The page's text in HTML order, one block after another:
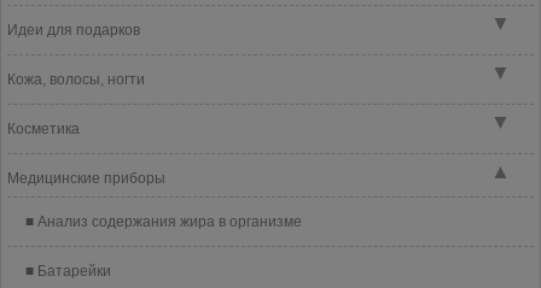
▼
Идеи для подарков
▼
Кожа, волосы, ногти
▼
Косметика
▲
Медицинские приборы
Анализ содержания жира в организме
Батарейки